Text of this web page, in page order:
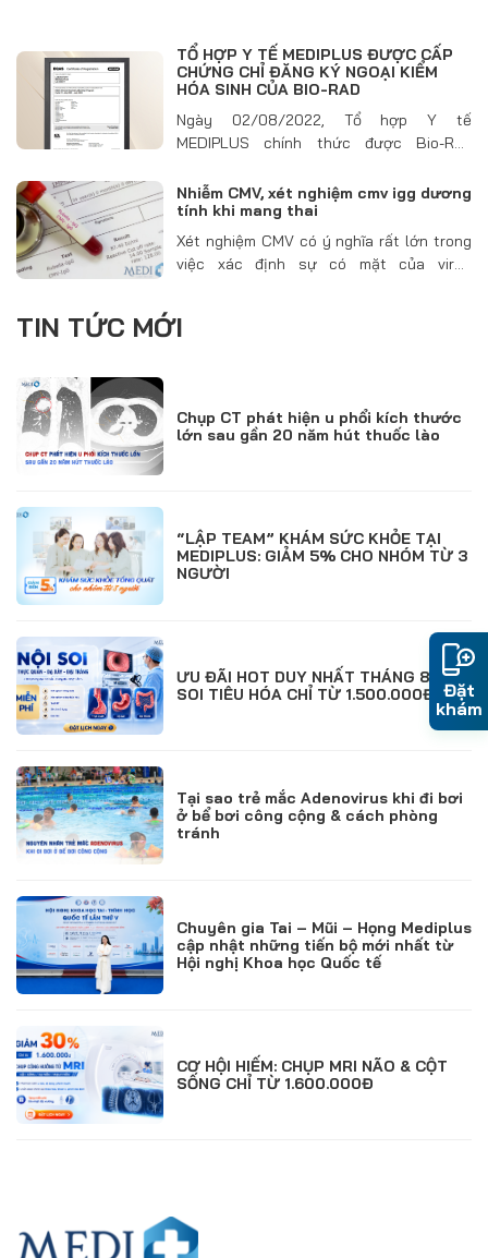
TỔ HỢP Y TẾ MEDIPLUS ĐƯỢC CẤP
CHỨNG CHỈ ĐĂNG KÝ NGOẠI KIỂM
HÓA SINH CỦA BIO-RAD
Ngày 02/08/2022, Tổ hợp Y tế
MEDIPLUS chính thức được Bio-Rad
trong lĩnh vực hóa sinh, đảm bảo chất
lượng xét nghiệm chuẩn quốc tế. Chứng
nhận ngoại kiểm hóa sinh BIO-RAD…
Nhiễm CMV, xét nghiệm cmv igg dương
tính khi mang thai
Xét nghiệm CMV có ý nghĩa rất lớn trong
việc xác định sự có mặt của virus
biệt là người bị suy giảm…
TIN TỨC MỚI
Chụp CT phát hiện u phổi kích thước
lớn sau gần 20 năm hút thuốc lào
“LẬP TEAM” KHÁM SỨC KHỎE TẠI
MEDIPLUS: GIẢM 5% CHO NHÓM TỪ 3
NGƯỜI
ƯU ĐÃI HOT DUY NHẤT THÁNG 8: NỘI
SOI TIÊU HÓA CHỈ TỪ 1.500.000Đ
Tại sao trẻ mắc Adenovirus khi đi bơi
ở bể bơi công cộng & cách phòng
tránh
Chuyên gia Tai – Mũi – Họng Mediplus
cập nhật những tiến bộ mới nhất từ
Hội nghị Khoa học Quốc tế
CƠ HỘI HIẾM: CHỤP MRI NÃO & CỘT
SỐNG CHỈ TỪ 1.600.000Đ
Đặt
khám